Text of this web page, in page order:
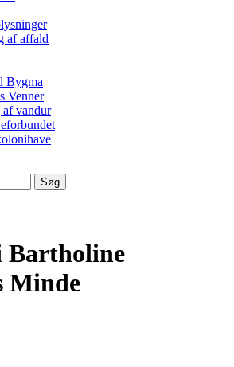
af affald
Bygma
Venner
vandur
Søg
Bartholine
Minde